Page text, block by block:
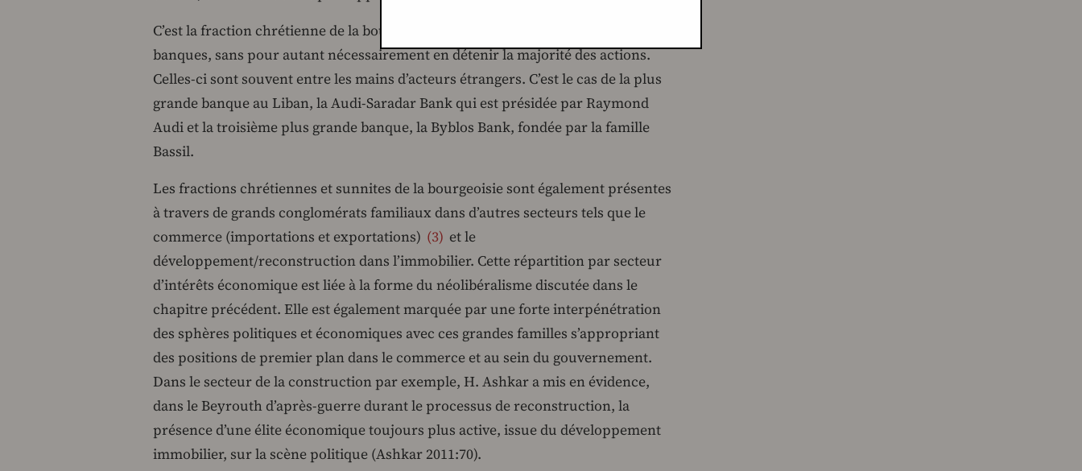
C’est la fraction chrétienne de la bourgeoisie qui domine la direction de ces
banques, sans pour autant nécessairement en détenir la majorité des actions.
Celles-ci sont souvent entre les mains d’acteurs étrangers. C’est le cas de la plus
grande banque au Liban, la Audi-Saradar Bank qui est présidée par Raymond
Audi et la troisième plus grande banque, la Byblos Bank, fondée par la famille
Bassil.
Les fractions chrétiennes et sunnites de la bourgeoisie sont également présentes
à travers de grands conglomérats familiaux dans d’autres secteurs tels que le
commerce (importations et exportations)
3 et le
développement/reconstruction dans l’immobilier. Cette répartition par secteur
d’intérêts économique est liée à la forme du néolibéralisme discutée dans le
chapitre précédent. Elle est également marquée par une forte interpénétration
des sphères politiques et économiques avec ces grandes familles s’appropriant
des positions de premier plan dans le commerce et au sein du gouvernement.
Dans le secteur de la construction par exemple, H. Ashkar a mis en évidence,
dans le Beyrouth d’après-guerre durant le processus de reconstruction, la
présence d’une élite économique toujours plus active, issue du développement
immobilier, sur la scène politique (Ashkar 2011:70).